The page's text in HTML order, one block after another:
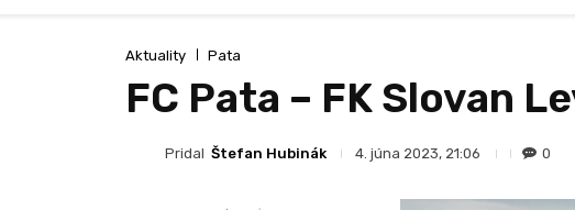
Aktuality Pata
FC Pata – FK Slovan
Pridal Štefan Hubinák 4. júna 2023, 21:06 0